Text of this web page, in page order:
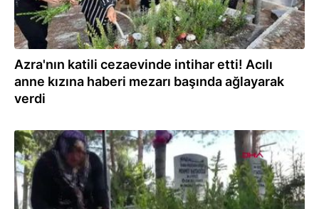
Azra'nın katili cezaevinde intihar etti! Acılı
anne kızına haberi mezarı başında ağlayarak
verdi
29.09.2022